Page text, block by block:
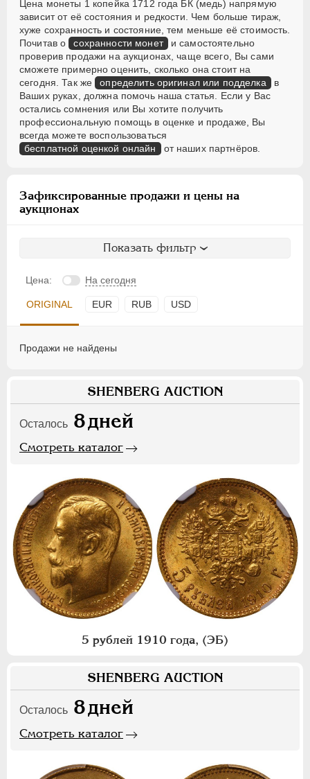
Цена монеты 1 копейка 1712 года БК (медь) напрямую
зависит от её состояния и редкости. Чем больше тираж,
хуже сохранность и состояние, тем меньше её стоимость.
Почитав о сохранности монет и самостоятельно
проверив продажи на аукционах, чаще всего, Вы сами
сможете примерно оценить, сколько она стоит на
сегодня. Так же определить оригинал или подделка в
Ваших руках, должна помочь наша статья. Если у Вас
остались сомнения или Вы хотите получить
профессиональную помощь в оценке и продаже, Вы
всегда можете воспользоваться
бесплатной оценкой онлайн от наших партнёров.
Зафиксированные продажи и цены на
аукционах
Показать фильтр
Цена: На сегодня
ORIGINAL EUR RUB USD
Продажи не найдены
SHENBERG AUCTION
Осталось 8дней
Смотреть каталог
5 рублей 1910 года, (ЭБ)
SHENBERG AUCTION
Осталось 8дней
Смотреть каталог